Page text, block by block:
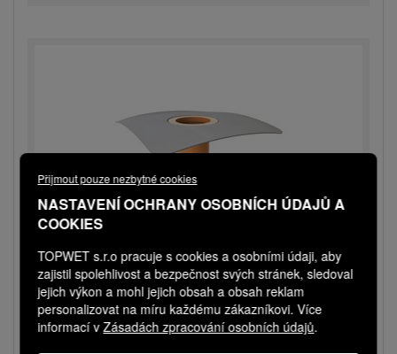
Přijmout pouze nezbytné cookies
NASTAVENÍ OCHRANY OSOBNÍCH ÚDAJŮ A
COOKIES
TOPWET s.r.o pracuje s cookies a osobními údaji, aby
zajistil spolehlivost a bezpečnost svých stránek, sledoval
jejich výkon a mohl jejich obsah a obsah reklam
personalizovat na míru každému zákazníkovi. Více
informací vZásadách zpracování osobních údajů.
TWN v500 XL STE
Nástavec střešní vpusti s integrovanou STE